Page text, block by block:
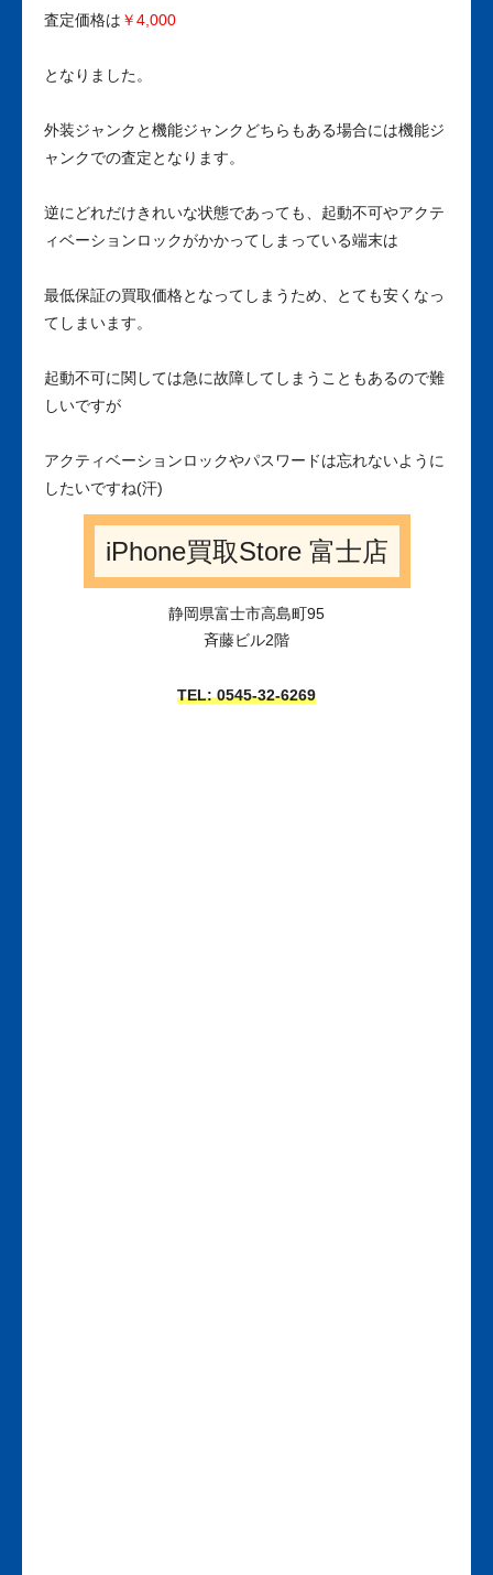
査定価格は ￥4,000
となりました。
外装ジャンクと機能ジャンクどちらもある場合には機能ジ
ャンクでの査定となります。
逆にどれだけきれいな状態であっても、起動不可やアクテ
ィベーションロックがかかってしまっている端末は
最低保証の買取価格となってしまうため、とても安くなっ
てしまいます。
起動不可に関しては急に故障してしまうこともあるので難
しいですが
アクティベーションロックやパスワードは忘れないように
したいですね(汗)
iPhone買取Store 富士店
静岡県富士市高島町95
斉藤ビル2階
TEL: 0545-32-6269